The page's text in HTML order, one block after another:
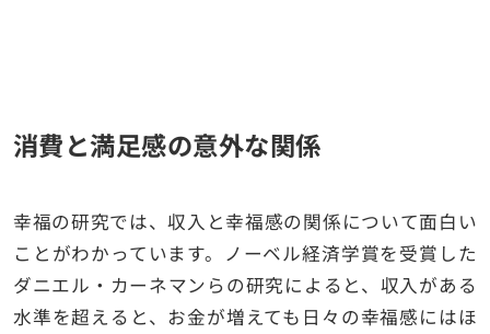
消費と満足感の意外な関係
幸福の研究では、収入と幸福感の関係について面白い
ことがわかっています。ノーベル経済学賞を受賞した
ダニエル・カーネマンらの研究によると、収入がある
水準を超えると、お金が増えても日々の幸福感にはほ